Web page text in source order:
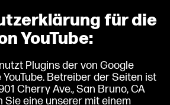
für die
YouTube:
Plugins der von Google
Betreiber der Seiten ist
Cherry Ave., San Bruno, CA
Sie eine unserer mit einem